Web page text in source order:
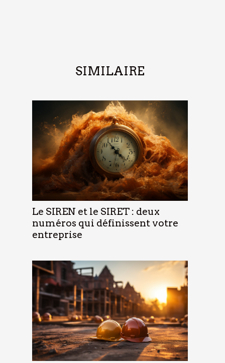
SIMILAIRE
Le SIREN et le SIRET : deux
numéros qui définissent votre
entreprise